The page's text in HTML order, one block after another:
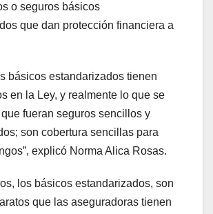
o seguros básicos
que dan protección financiera a
básicos estandarizados tienen
en la Ley, y realmente lo que se
fueran seguros sencillos y
son cobertura sencillas para
explicó Norma Alica Rosas.
los básicos estandarizados, son
que las aseguradoras tienen